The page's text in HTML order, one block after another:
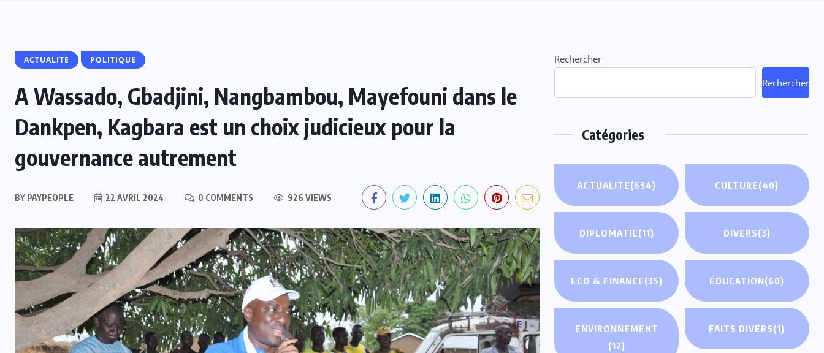
ACTUALITE POLITIQUE
A Wassado, Gbadjini, Nangbambou, Mayefouni dans le
Dankpen, Kagbara est un choix judicieux pour la
gouvernance autrement
BY PAYPEOPLE 22 AVRIL 2024 0 COMMENTS 926 VIEWS
Rechercher
Rechercher
Catégories
ACTUALITE(634) CULTURE(40)
DIPLOMATIE(11) DIVERS(3)
ECO & FINANCE(35) ÉDUCATION(60)
ENVIRONNEMENT
(12)
FAITS DIVERS(1)